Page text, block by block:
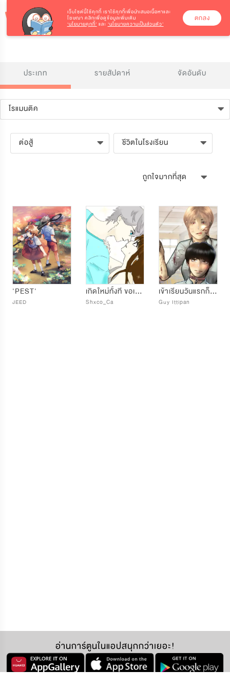
ประเภท รายสัปดาห์ จัดอันดับ
โรแมนติค
ต่อสู้ ชีวิตในโรงเรียน
ถูกใจมากที่สุด
'PEST'
JEED
เกิดใหม่ทั้งที ขอเป็นแฟนเธอสักปีได้มั้ย
Shxco_Ca
เข้าเรียนวันแรกก็กลายเป็นเบ๊ลูกสาวมาเฟีย !
Guy Ittipan
เว็บไซต์นี้ใช้คุกกี้ เราใช้คุกกี้เพื่อนำเสนอเนื้อหาและ
โฆษณา คลิกเพื่อดูข้อมูลเพิ่มเติม
‘นโยบายคุกกี้’ และ ‘นโยบายความเป็นส่วนตัว’
ตกลง
อ่านการ์ตูนในแอปสนุกกว่าเยอะ!